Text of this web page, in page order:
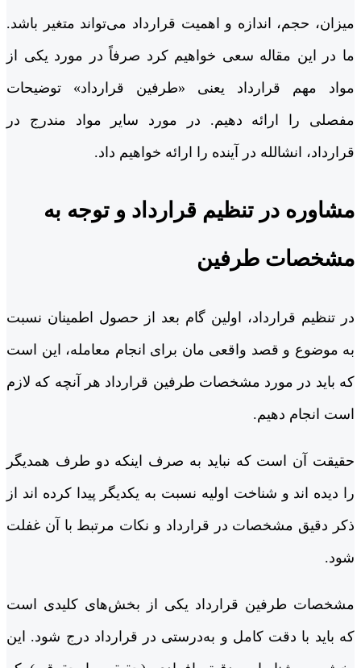
میزان، حجم، اندازه و اهمیت قرارداد می‌تواند متغیر باشد.
ما در این مقاله سعی خواهیم کرد صرفاً در مورد یکی از
مواد مهم قرارداد یعنی «طرفین قرارداد» توضیحات
مفصلی را ارائه دهیم. در مورد سایر مواد مندرج در
قرارداد، انشالله در آینده را ارائه خواهیم داد.
مشاوره در تنظیم قرارداد و توجه به
مشخصات طرفین
در تنظیم قرارداد، اولین گام بعد از حصول اطمینان نسبت
به موضوع و قصد واقعی مان برای انجام معامله، این است
که باید در مورد مشخصات طرفین قرارداد هر آنچه که لازم
است انجام دهیم.
حقیقت آن است که نباید به صرف اینکه دو طرف همدیگر
را دیده اند و شناخت اولیه نسبت به یکدیگر پیدا کرده اند از
ذکر دقیق مشخصات در قرارداد و نکات مرتبط با آن غفلت
شود.
مشخصات طرفین قرارداد یکی از بخش‌های کلیدی است
که باید با دقت کامل و به‌درستی در قرارداد درج شود. این